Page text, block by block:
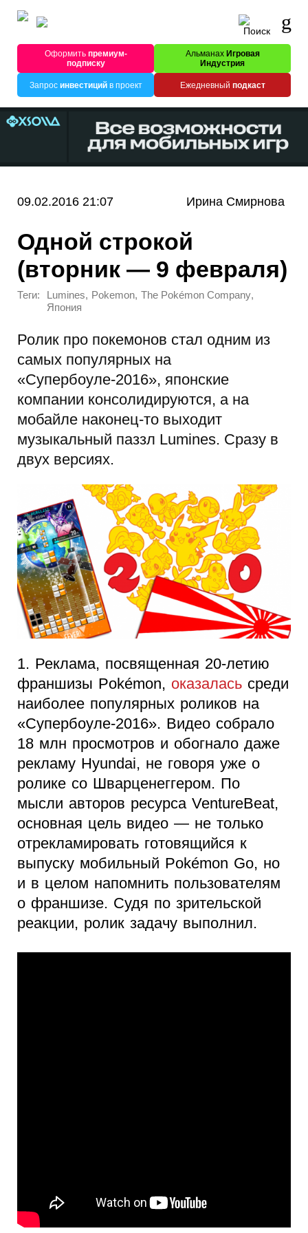
Оформитьпремиум-
подписку
Альманах Игровая
Индустрия
Запрос инвестицийв проект Ежедневный подкаст
09.02.2016 21:07 Ирина Смирнова
Одной строкой
(вторник — 9 февраля)
Теги: Lumines, Pokemon, The Pokémon Company,
Япония
Ролик про покемонов стал одним из
самых популярных на
«Супербоуле-2016», японские
компании консолидируются, а на
мобайле наконец-то выходит
музыкальный паззл Lumines. Сразу в
двух версиях.
1. Реклама, посвященная 20-летию
франшизы Pokémon, оказалась среди
наиболее популярных роликов на
«Супербоуле-2016». Видео собрало
18 млн просмотров и обогнало даже
рекламу Hyundai, не говоря уже о
ролике со Шварценеггером. По
мысли авторов ресурса VentureBeat,
основная цель видео — не только
отрекламировать готовящийся к
выпуску мобильный Pokémon Go, но
и в целом напомнить пользователям
о франшизе. Судя по зрительской
реакции, ролик задачу выполнил.